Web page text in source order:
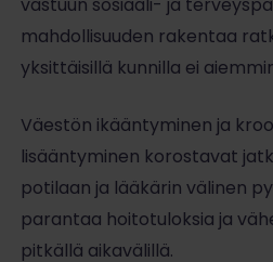
mahdollisuuden rakentaa
yksittäisillä kunnilla ei
Väestön ikääntyminen ja
lisääntyminen korostavat
potilaan ja lääkärin välinen
parantaa hoitotuloksia ja
pitkällä aikavälillä.